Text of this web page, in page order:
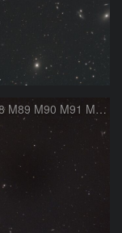
M87 M88 M89 M90 M91 M100 マルカリアンの銀河鎖 おとめ座 かみのけ座